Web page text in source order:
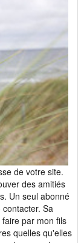
de votre site.
des amitiés
Un seul abonné
Sa
par mon fils
quelles qu'elles